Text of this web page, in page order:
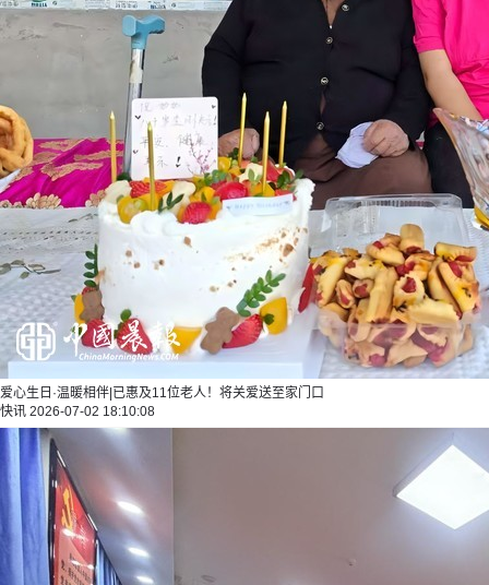
爱心生日·温暖相伴|已惠及11位老人！将关爱送至家门口
快讯 2026-07-02 18:10:08